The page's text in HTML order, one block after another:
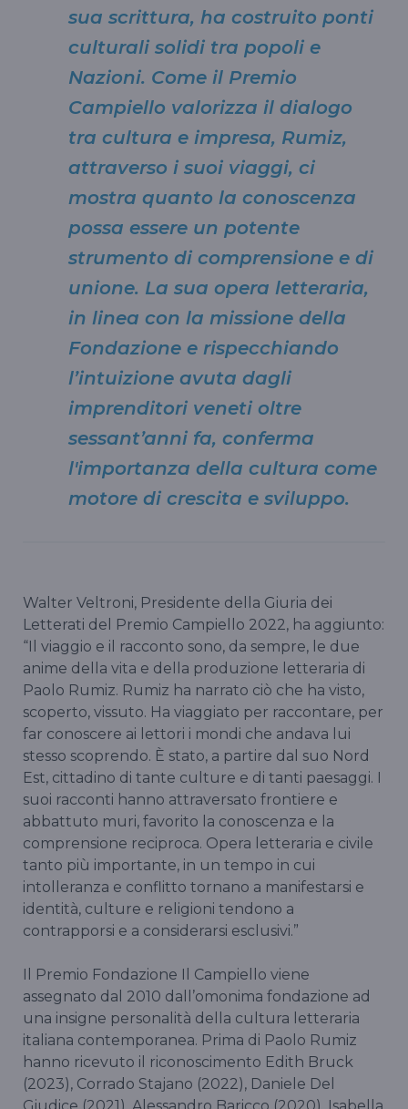
sua scrittura, ha costruito ponti
culturali solidi tra popoli e
Nazioni. Come il Premio
Campiello valorizza il dialogo
tra cultura e impresa, Rumiz,
attraverso i suoi viaggi, ci
mostra quanto la conoscenza
possa essere un potente
strumento di comprensione e di
unione. La sua opera letteraria,
in linea con la missione della
Fondazione e rispecchiando
l’intuizione avuta dagli
imprenditori veneti oltre
sessant’anni fa, conferma
l'importanza della cultura come
motore di crescita e sviluppo.
Walter Veltroni, Presidente della Giuria dei
Letterati del Premio Campiello 2022, ha aggiunto:
“Il viaggio e il racconto sono, da sempre, le due
anime della vita e della produzione letteraria di
Paolo Rumiz. Rumiz ha narrato ciò che ha visto,
scoperto, vissuto. Ha viaggiato per raccontare, per
far conoscere ai lettori i mondi che andava lui
stesso scoprendo. È stato, a partire dal suo Nord
Est, cittadino di tante culture e di tanti paesaggi. I
suoi racconti hanno attraversato frontiere e
abbattuto muri, favorito la conoscenza e la
comprensione reciproca. Opera letteraria e civile
tanto più importante, in un tempo in cui
intolleranza e conflitto tornano a manifestarsi e
identità, culture e religioni tendono a
contrapporsi e a considerarsi esclusivi.”
Il Premio Fondazione Il Campiello viene
assegnato dal 2010 dall’omonima fondazione ad
una insigne personalità della cultura letteraria
italiana contemporanea. Prima di Paolo Rumiz
hanno ricevuto il riconoscimento Edith Bruck
(2023), Corrado Stajano (2022), Daniele Del